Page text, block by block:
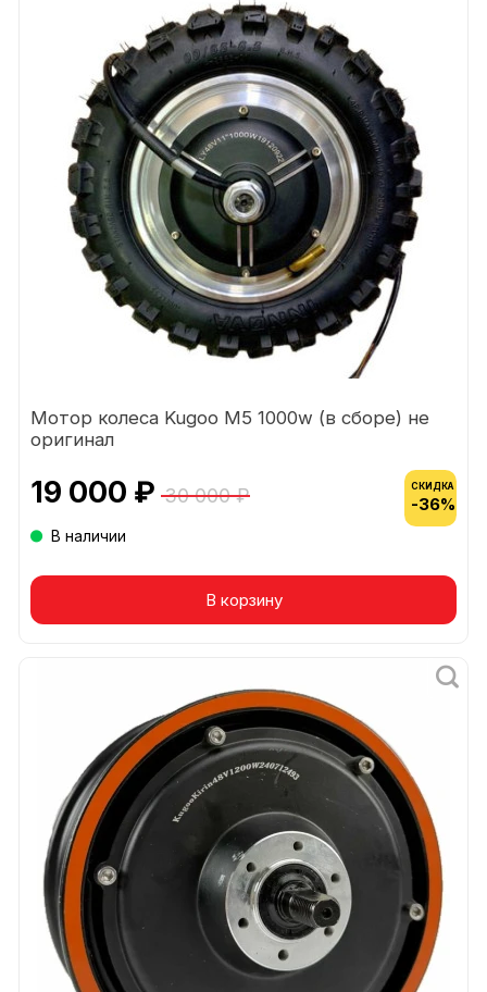
Мотор колеса Kugoo M5 1000w (в сборе) не
оригинал
19 000 ₽ 30 000 ₽ СКИДКА
-36%
В наличии
В корзину